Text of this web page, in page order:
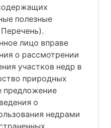
полезные
лицо вправе
о рассмотрении
участков недр в
природных
предложение
о
недрами